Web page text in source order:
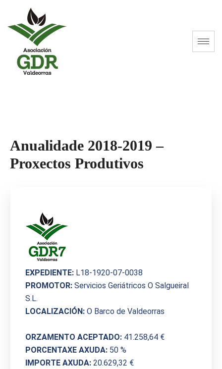
Anualidade 2018-2019 –
Proxectos Produtivos
EXPEDIENTE: L18‐1920‐07‐0038
PROMOTOR: Servicios Geriátricos O Salgueiral
S.L.
LOCALIZACIÓN: O Barco de Valdeorras
ORZAMENTO ACEPTADO: 41.258,64 €
PORCENTAXE AXUDA: 50 %
IMPORTE AXUDA: 20.629,32 €